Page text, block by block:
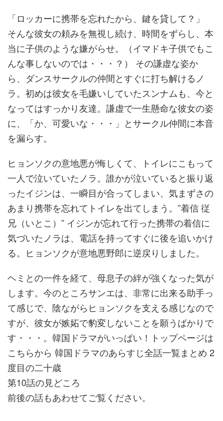
「ロッカーに携帯を忘れたから、鍵を貸して？」
そんな彼女の頼みを無視し続け、時間をずらし、本
当に子供のような嫌がらせ。（イマドキ子供でもこ
んな事しないのでは・・・？） その謙虚な姿か
ら、ダンスサークルの仲間とすぐに打ち解けるノ
ラ。初めは彼女を毛嫌いしていたスンナムも、今と
なってはすっかり友達。謙虚で一生懸命な彼女の姿
に、「か、可愛いな・・・」とサークル仲間に本音
を漏らす。
ヒョンソクの意地悪が悔しくて、トイレにこもって
一人で泣いていたノラ。誰かが泣いていると振り返
ったイジンは、一瞬目が合ってしまい、気まずさの
あまり携帯を忘れてトイレを出てしまう。”着信 従
兄（いとこ）” イジンが忘れて行った携帯の着信に
気づいたノラは、電話を持ってすぐに後を追いかけ
る。ヒョンソクが意地悪野郎に逆戻りしました。
ヘミとの一件を経て、母息子の絆が強くなった気が
します。今のところサンエは、非常に出来る助手っ
て感じで、陰ながらヒョンソクを支える感じなので
すが、彼女が嫉妬で豹変しないことを願うばかりで
す・・・。韓国ドラマがいっぱい！トップページは
こちらから 韓国ドラマのあらすじ全話一覧まとめ 2
度目の二十歳
第10話の見どころ
前後の話もあわせてご覧ください。